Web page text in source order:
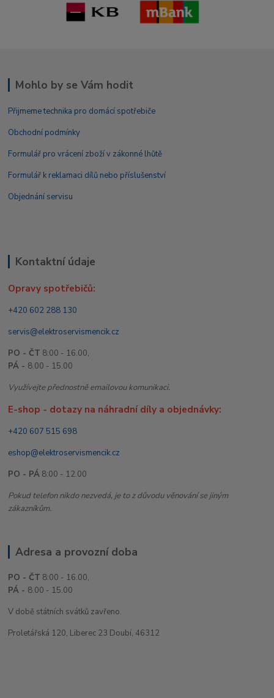
Mohlo by se Vám hodit
Přijmeme technika pro domácí spotřebiče
Obchodní podmínky
Formulář pro vrácení zboží v zákonné lhůtě
Formulář k reklamaci dílů nebo příslušenství
Objednání servisu
Kontaktní údaje
Opravy spotřebičů:
+420 602 288 130
servis@elektroservismencik.cz
PO - ČT 8:00 - 16.00,
PÁ - 8.00 - 15.00
Využívejte přednostně emailovou komunikaci.
E-shop - dotazy na náhradní díly a objednávky:
+420 607 515 698
eshop@elektroservismencik.cz
PO - PÁ 8:00 - 12.00
Pokud telefon nikdo nezvedá, je to z důvodu věnování se jiným
zákazníkům.
Adresa a provozní doba
PO - ČT 8:00 - 16.00,
PÁ - 8.00 - 15.00
V době státních svátků zavřeno.
Proletářská 120, Liberec 23 Doubí, 46312